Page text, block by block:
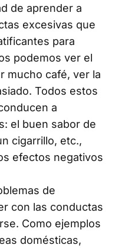
de aprender a
excesivas que
para
podemos ver el
mucho café, ver la
Todos estos
a
el buen sabor de
cigarrillo, etc.,
efectos negativos
de
con las conductas
Como ejemplos
domésticas,